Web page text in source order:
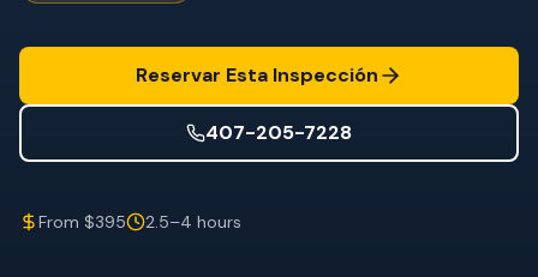
Seguridad Post-Huracán
Imagen Térmica
Inspección por Drone
Reservar Esta Inspección
407-205-7228
From $395 2.5–4 hours